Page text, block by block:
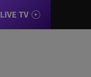
LIVE TV